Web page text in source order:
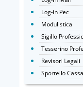
Log-in Pec
Modulistica
Sigillo
Tesserino
Revisori Legali
Sportello